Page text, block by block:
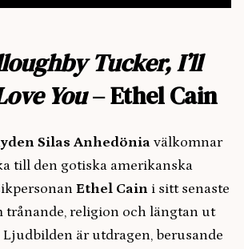
Tucker, I’ll
You– Ethel Cain
Silas Anhedönia välkomnar
till den gotiska amerikanska
Ethel Cain i sitt senaste
trånande, religion och längtan ut
är utdragen, berusande